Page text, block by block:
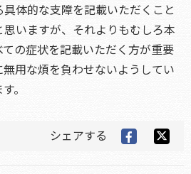
体的な支障を記載いただくこと
いますが、それよりもむしろ本
の症状を記載いただく方が重要
用な煩を負わせないようしてい
。
シェアする